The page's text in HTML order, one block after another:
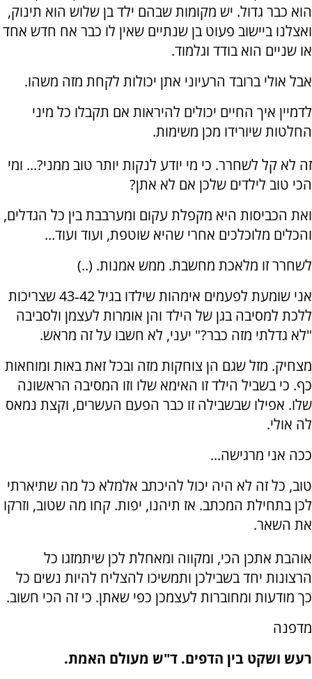
הוא כבר גדול. יש מקומות שבהם ילד בן שלוש הוא תינוק,
ואצלנו ביישוב פעוט בן שנתיים שאין לו כבר אח חדש אחד
או שניים הוא בודד וגלמוד.
אבל אולי ברובד הרעיוני אתן יכולות לקחת מזה משהו.
לדמיין איך החיים יכולים להיראות אם תקבלו כל מיני
החלטות שיורידו מכן משימות.
זה לא קל לשחרר. כי מי יודע לנקות יותר טוב ממני?... ומי
הכי טוב לילדים שלכן אם לא אתן?
ואת הכביסות היא מקפלת עקום ומערבבת בין כל הגדלים,
והכלים מלוכלכים אחרי שהיא שוטפת, ועוד ועוד...
לשחרר זו מלאכת מחשבת. ממש אמנות. (..)
אני שומעת לפעמים אימהות שילדו בגיל 42‑43 שצריכות
ללכת למסיבה בגן של הילד והן אומרות לעצמן ולסביבה
"לא גדלתי מזה כבר?" יעני, לא חשבו על זה מראש.
מצחיק. מזל שגם הן צוחקות מזה ובכל זאת באות ומוחאות
כף. כי בשביל הילד זו האימא שלו וזו המסיבה הראשונה
שלו. אפילו שבשבילה זו כבר הפעם העשרים, וקצת נמאס
לה אולי.
ככה אני מרגישה...
טוב, כל זה לא היה יכול להיכתב אלמלא כל מה שתיארתי
לכן בתחילת המכתב. אז תיהנו, יפות. קחו מה שטוב, וזרקו
את השאר.
אוהבת אתכן הכי, ומקווה ומאחלת לכן שיתמזגו כל
הרצונות יחד בשבילכן ותמשיכו להצליח להיות נשים כל
כך מודעות ומחוברות לעצמכן כפי שאתן. כי זה הכי חשוב.
מדפנה
רעש ושקט בין הדפים. ד"ש מעולם האמת.